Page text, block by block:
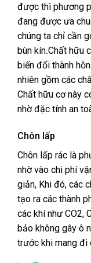
được thì phương
đang được ưa
chúng ta chỉ cần
bùn kín.Chất hữu
biến đổi thành
nhiên gồm các
Chất hữu cơ này
nhờ đặc tính an
Chôn lấp
Chôn lấp rác là
nhờ vào chi phí
giản, Khi đó, các
tạo ra các thành
các khí như CO2,
bảo không gây ô
trước khi mang đi